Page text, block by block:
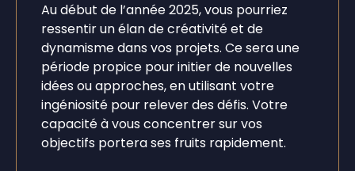
Au début de l’année 2025, vous pourriez
ressentir un élan de créativité et de
dynamisme dans vos projets. Ce sera une
période propice pour initier de nouvelles
idées ou approches, en utilisant votre
ingéniosité pour relever des défis. Votre
capacité à vous concentrer sur vos
objectifs portera ses fruits rapidement.